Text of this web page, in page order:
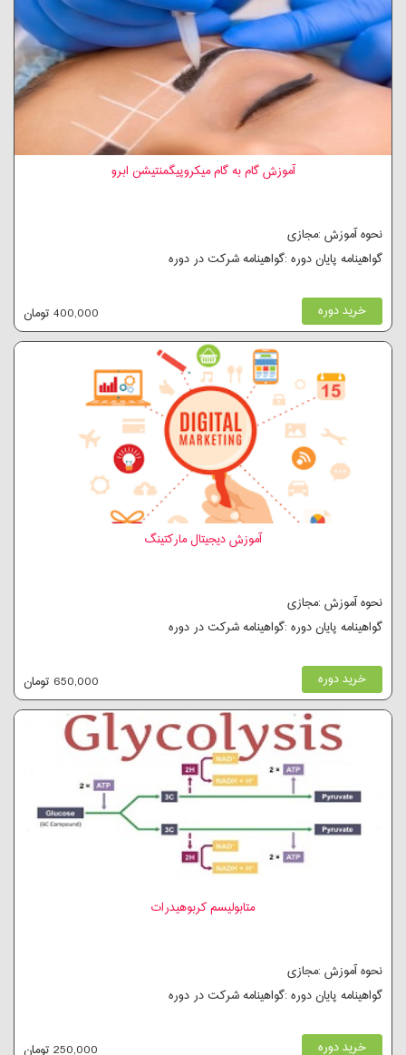
آموزش گام به گام میکروپیگمنتیشن ابرو
نحوه آموزش :مجازی
گواهینامه پایان دوره :گواهینامه شرکت در دوره
خرید دوره 400,000 تومان
آموزش دیجیتال مارکتینگ
نحوه آموزش :مجازی
گواهینامه پایان دوره :گواهینامه شرکت در دوره
خرید دوره 650,000 تومان
متابولیسم کربوهیدرات
نحوه آموزش :مجازی
گواهینامه پایان دوره :گواهینامه شرکت در دوره
خرید دوره 250,000 تومان